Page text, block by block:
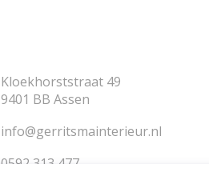
Kloekhorststraat 49
9401 BB Assen
info@gerritsmainterieur.nl
0592 313 477